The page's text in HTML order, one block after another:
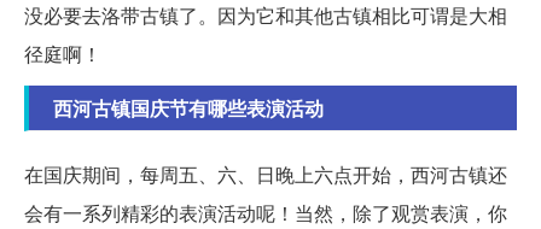
没必要去洛带古镇了。因为它和其他古镇相比可谓是大相
径庭啊！
西河古镇国庆节有哪些表演活动
在国庆期间，每周五、六、日晚上六点开始，西河古镇还
会有一系列精彩的表演活动呢！当然，除了观赏表演，你